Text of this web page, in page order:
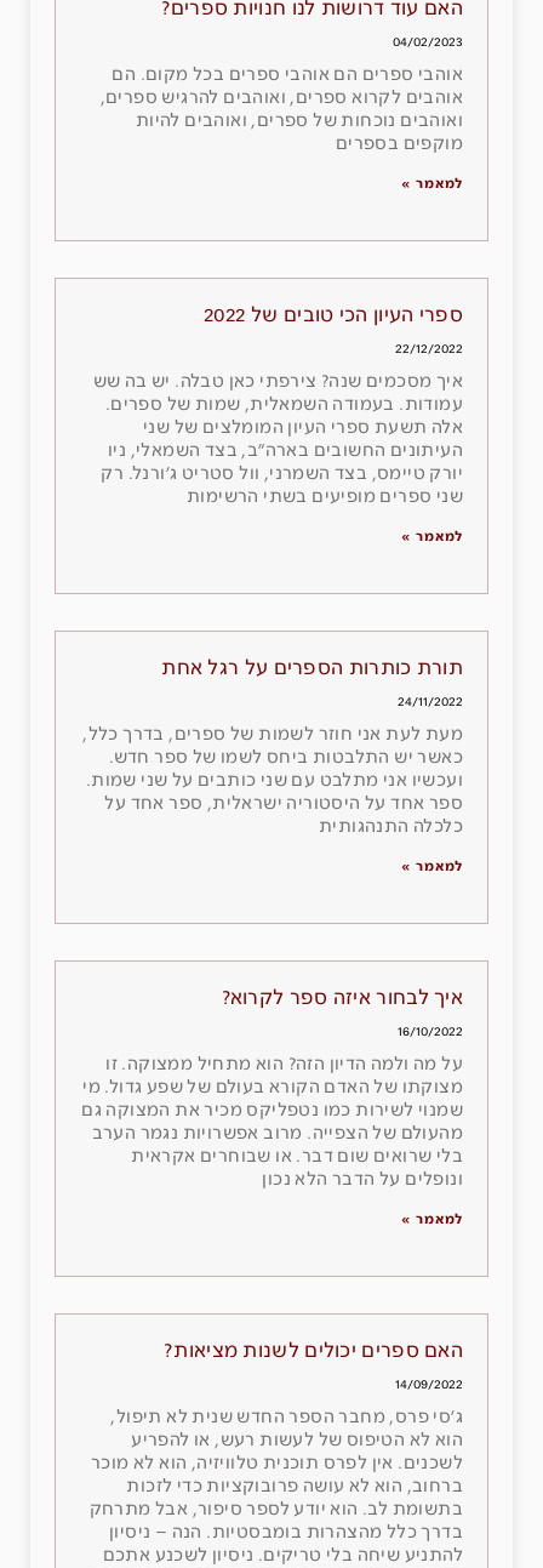
האם עוד דרושות לנו חנויות ספרים?
04/02/2023
אוהבי ספרים הם אוהבי ספרים בכל מקום. הם
אוהבים לקרוא ספרים, ואוהבים להרגיש ספרים,
ואוהבים נוכחות של ספרים, ואוהבים להיות
מוקפים בספרים
למאמר »
ספרי העיון הכי טובים של 2022
22/12/2022
איך מסכמים שנה? צירפתי כאן טבלה. יש בה שש
עמודות. בעמודה השמאלית, שמות של ספרים.
אלה תשעת ספרי העיון המומלצים של שני
העיתונים החשובים בארה״ב, בצד השמאלי, ניו
יורק טיימס, בצד השמרני, וול סטריט ג׳ורנל. רק
שני ספרים מופיעים בשתי הרשימות
למאמר »
תורת כותרות הספרים על רגל אחת
24/11/2022
מעת לעת אני חוזר לשמות של ספרים, בדרך כלל,
כאשר יש התלבטות ביחס לשמו של ספר חדש.
ועכשיו אני מתלבט עם שני כותבים על שני שמות.
ספר אחד על היסטוריה ישראלית, ספר אחד על
כלכלה התנהגותית
למאמר »
איך לבחור איזה ספר לקרוא?
16/10/2022
על מה ולמה הדיון הזה? הוא מתחיל ממצוקה. זו
מצוקתו של האדם הקורא בעולם של שפע גדול. מי
שמנוי לשירות כמו נטפליקס מכיר את המצוקה גם
מהעולם של הצפייה. מרוב אפשרויות נגמר הערב
בלי שרואים שום דבר. או שבוחרים אקראית
ונופלים על הדבר הלא נכון
למאמר »
האם ספרים יכולים לשנות מציאות?
14/09/2022
ג׳סי פרס, מחבר הספר החדש שנית לא תיפול,
הוא לא הטיפוס של לעשות רעש, או להפריע
לשכנים. אין לפרס תוכנית טלוויזיה, הוא לא מוכר
ברחוב, הוא לא עושה פרובוקציות כדי לזכות
בתשומת לב. הוא יודע לספר סיפור, אבל מתרחק
בדרך כלל מהצהרות בומבסטיות. הנה – ניסיון
להתניע שיחה בלי טריקים. ניסיון לשכנע אתכם